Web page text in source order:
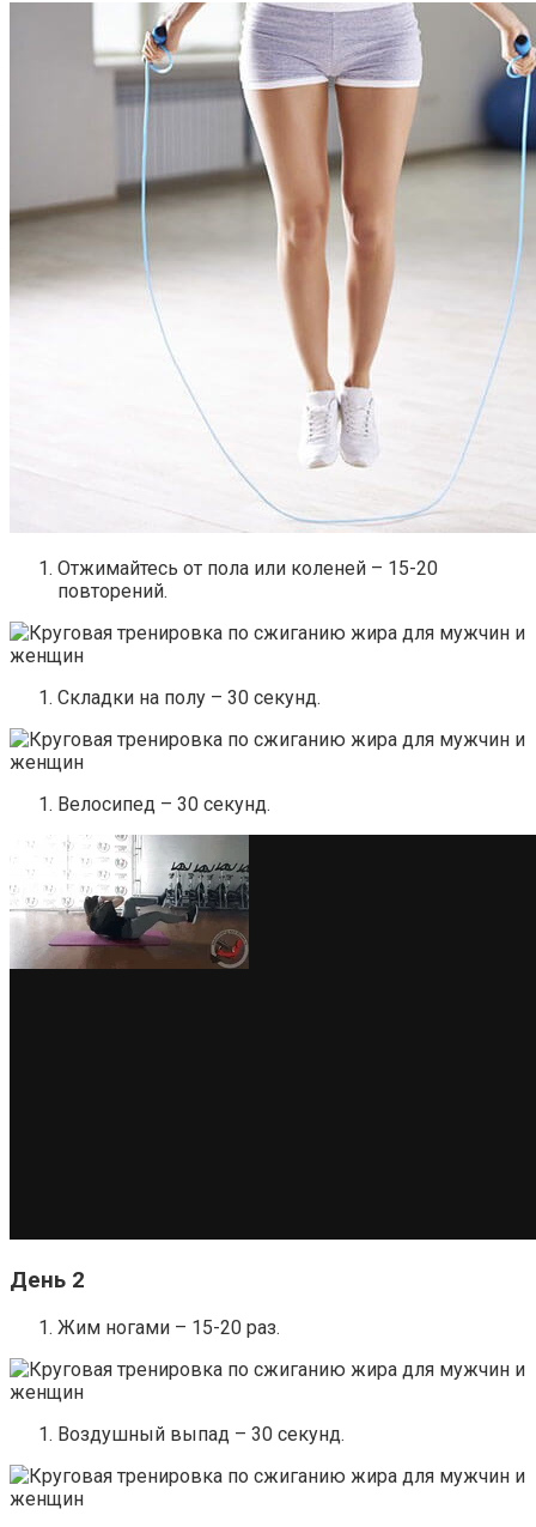
Отжимайтесь от пола или коленей – 15-20
повторений.
Складки на полу – 30 секунд.
Велосипед – 30 секунд.
День 2
Жим ногами – 15-20 раз.
Воздушный выпад – 30 секунд.